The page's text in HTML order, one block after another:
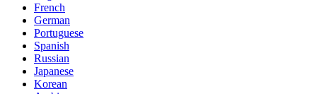
French
German
Portuguese
Spanish
Russian
Japanese
Korean